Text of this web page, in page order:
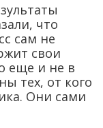
что
сам не
свои
еще и не в
тех, от кого
Они сами